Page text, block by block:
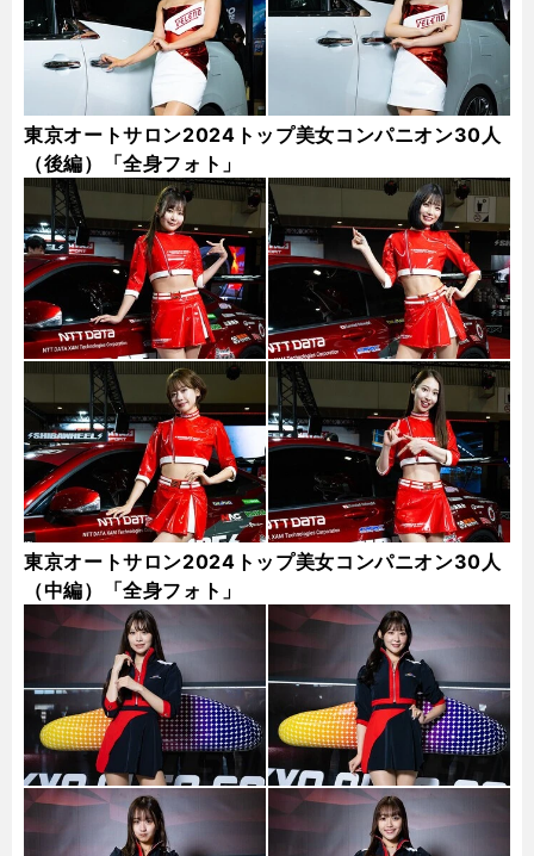
東京オートサロン2024トップ美女コンパニオン30人
（後編）「全身フォト」
東京オートサロン2024トップ美女コンパニオン30人
（中編）「全身フォト」